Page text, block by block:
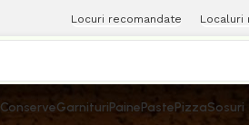
Locuri recomandate Localuri
ConserveGarnituriPainePastePizzaSosuri